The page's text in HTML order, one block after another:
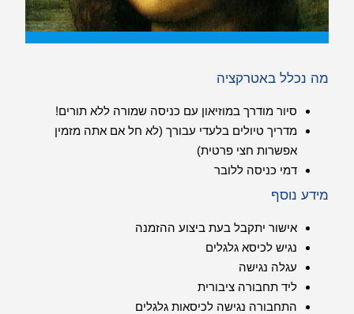
מה נכלל באטרקציה
סיור מודרך במוזיאון עם כניסה שמורה ללא תורים!
מדריך טיולים בלעדי עבורך (לא חל אם אתה מזמין
אפשרות חצי פרטית)
דמי כניסה ללובר
מידע נוסף
אישור יתקבל בעת ביצוע ההזמנה
נגיש לכיסא גלגלים
עגלה נגישה
ליד תחבורה ציבורית
התחבורה נגישה לכיסאות גלגלים